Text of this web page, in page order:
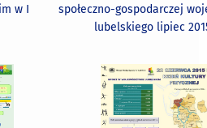
w I
społeczno-gospodarczej
lubelskiego lipiec